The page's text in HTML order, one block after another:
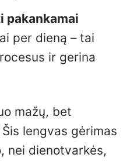
pakankamai
per dieną – tai
ir gerina
mažų, bet
lengvas gėrimas
nei dienotvarkės,